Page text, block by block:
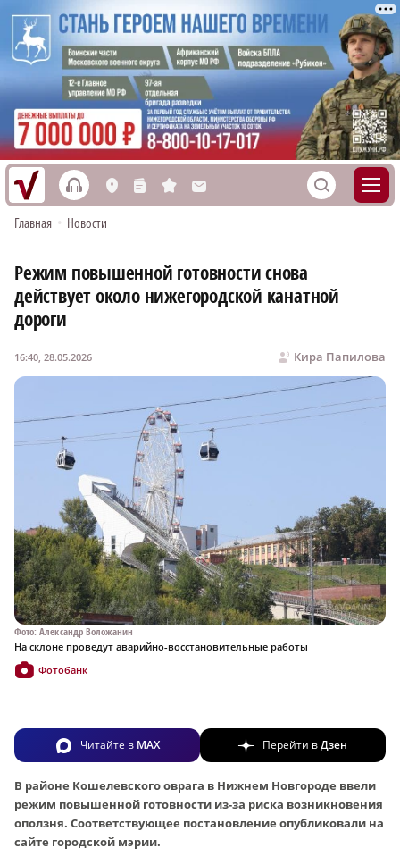
h L n s M S
Главная • Новости
Режим повышенной готовности снова
действует около нижегородской канатной
дороги
Кира Папилова
16:40, 28.05.2026
Фото: Александр Воложанин
На склоне проведут аварийно-восстановительные работы
Фотобанк
Читайте в MAX Перейти вДзен
В районе Кошелевского оврага в Нижнем Новгороде ввели
режим повышенной готовности из-за риска возникновения
оползня. Соответствующее постановление опубликовали на
сайте городской мэрии.